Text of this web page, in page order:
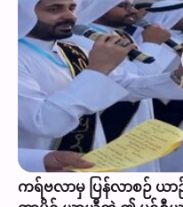
ကရ်ဗလာမှ ပြန်လာစဉ် ယာ